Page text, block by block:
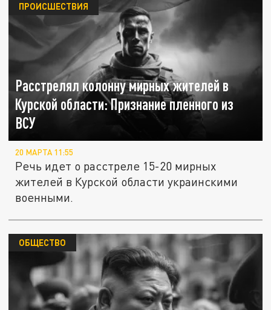
Расстрелял колонну мирных жителей в
Курской области: Признание пленного из
ВСУ
ПРОИСШЕСТВИЯ
20 МАРТА 11:55
Речь идет о расстреле 15-20 мирных
жителей в Курской области украинскими
военными.
ОБЩЕСТВО